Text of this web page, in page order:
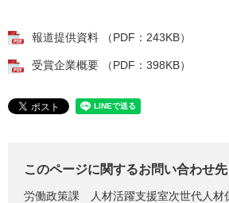
報道提供資料 （PDF：243KB）
受賞企業概要 （PDF：398KB）
このページに関するお問い合わせ先
労働政策課
人材活躍支援室次世代人材